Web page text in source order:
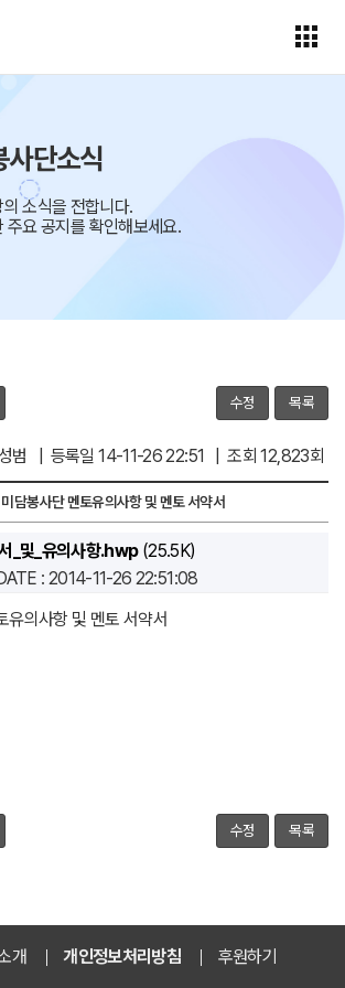
단소식
소식을 전합니다.
주요 공지를 확인해보세요.
수정 목록
범 | 등록일 14-11-26 22:51 | 조회 12,823회
담봉사단 멘토유의사항 및 멘토 서약서
_및_유의사항.hwp(25.5K)
: 2014-11-26 22:51:08
유의사항 및 멘토 서약서
수정 목록
개 개인정보처리방침 후원하기